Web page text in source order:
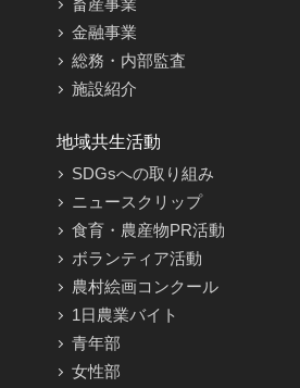
畜産事業
金融事業
総務・内部監査
施設紹介
地域共生活動
SDGsへの取り組み
ニュースクリップ
食育・農産物PR活動
ボランティア活動
農村絵画コンクール
1日農業バイト
青年部
女性部